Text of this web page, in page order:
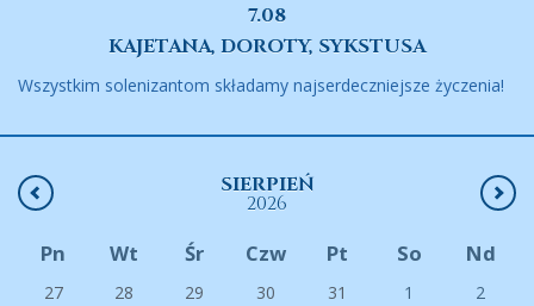
7.08
KAJETANA, DOROTY, SYKSTUSA
Wszystkim solenizantom składamy najserdeczniejsze życzenia!
SIERPIEŃ
2026
Pn Wt Śr Czw Pt So Nd
27 28 29 30 31 1
2